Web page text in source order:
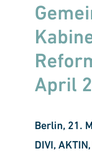
April
Berlin, 21.
DIVI,